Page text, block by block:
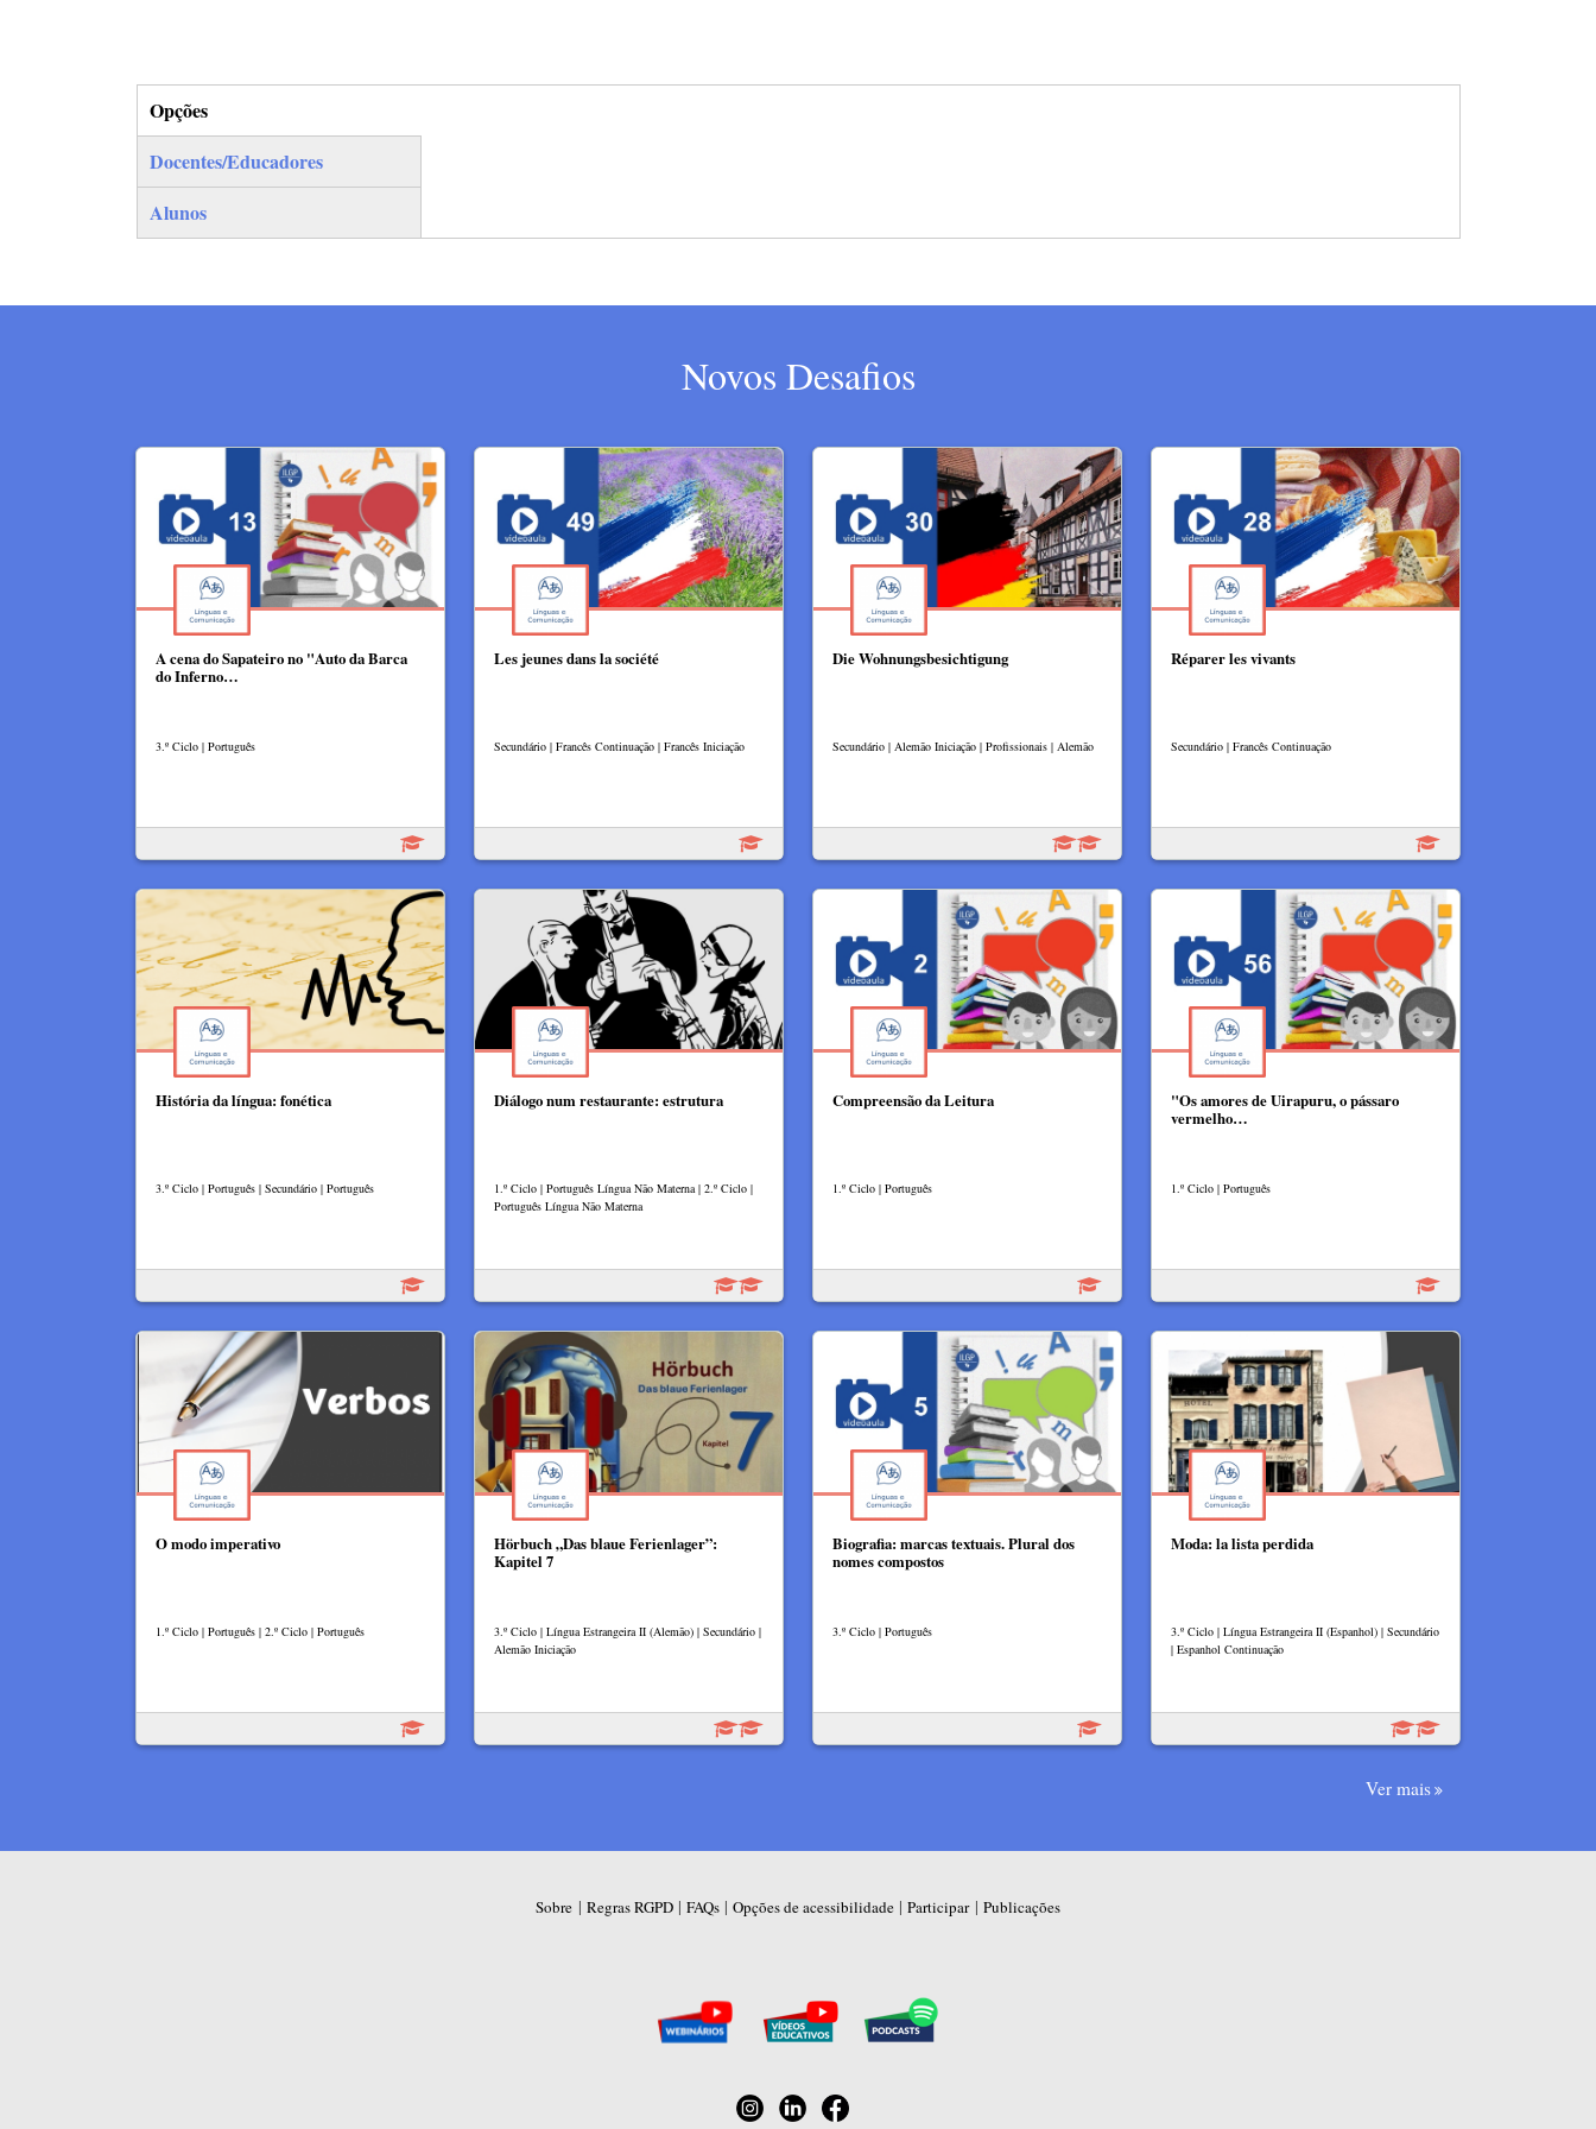
Opções
(separador ativo)
Docentes/Educadores
Alunos
Novos Desafios
A cena do Sapateiro no "Auto da Barca
do Inferno…
3.º Ciclo | Português
Les jeunes dans la société
Secundário | Francês Continuação | Francês Iniciação
Die Wohnungsbesichtigung
Secundário | Alemão Iniciação | Profissionais | Alemão
Réparer les vivants
Secundário | Francês Continuação
História da língua: fonética
3.º Ciclo | Português | Secundário | Português
Diálogo num restaurante: estrutura
1.º Ciclo | Português Língua Não Materna | 2.º Ciclo |
Português Língua Não Materna
Compreensão da Leitura
1.º Ciclo | Português
"Os amores de Uirapuru, o pássaro
vermelho…
1.º Ciclo | Português
O modo imperativo
1.º Ciclo | Português | 2.º Ciclo | Português
Hörbuch „Das blaue Ferienlager”:
Kapitel 7
3.º Ciclo | Língua Estrangeira II (Alemão) | Secundário |
Alemão Iniciação
Biografia: marcas textuais. Plural dos
nomes compostos
3.º Ciclo | Português
Moda: la lista perdida
3.º Ciclo | Língua Estrangeira II (Espanhol) | Secundário
| Espanhol Continuação
Ver mais
Sobre | Regras RGPD | FAQs | Opções de acessibilidade | Participar| Publicações